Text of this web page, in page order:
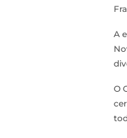
A
O